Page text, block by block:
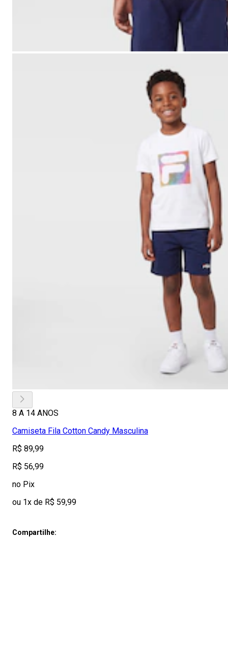
8 A 14 ANOS
Camiseta Fila Cotton Candy Masculina
R$ 89,99
R$ 56,99
no Pix
ou 1x de R$ 59,99
Compartilhe: